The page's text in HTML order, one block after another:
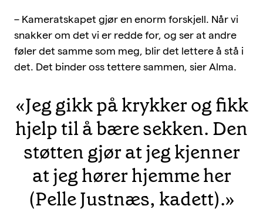
– Kameratskapet gjør en enorm forskjell. Når vi
snakker om det vi er redde for, og ser at andre
føler det samme som meg, blir det lettere å stå i
det. Det binder oss tettere sammen, sier Alma.
«Jeg gikk på krykker og fikk
hjelp til å bære sekken. Den
støtten gjør at jeg kjenner
at jeg hører hjemme her
(Pelle Justnæs, kadett).»